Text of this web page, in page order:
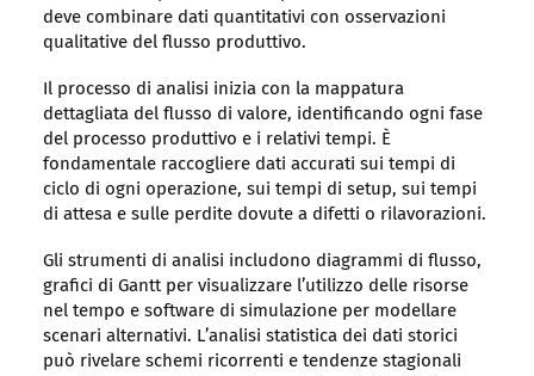
deve combinare dati quantitativi con osservazioni
qualitative del flusso produttivo.
Il processo di analisi inizia con la mappatura
dettagliata del flusso di valore, identificando ogni fase
del processo produttivo e i relativi tempi. È
fondamentale raccogliere dati accurati sui tempi di
ciclo di ogni operazione, sui tempi di setup, sui tempi
di attesa e sulle perdite dovute a difetti o rilavorazioni.
Gli strumenti di analisi includono diagrammi di flusso,
grafici di Gantt per visualizzare l’utilizzo delle risorse
nel tempo e software di simulazione per modellare
scenari alternativi. L’analisi statistica dei dati storici
può rivelare schemi ricorrenti e tendenze stagionali